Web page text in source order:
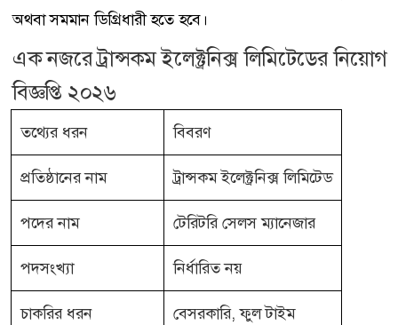
অথবা সমমান ডিগ্রিধারী হতে হবে।
এক নজরে ট্রান্সকম ইলেক্ট্রনিক্স লিমিটেডের নিয়োগ
বিজ্ঞপ্তি ২০২৬
তথ্যের ধরন বিবরণ
প্রতিষ্ঠানের নাম ট্রান্সকম ইলেক্ট্রনিক্স লিমিটেড
পদের নাম টেরিটরি সেলস ম্যানেজার
পদসংখ্যা নির্ধারিত নয়
চাকরির ধরন বেসরকারি, ফুল টাইম